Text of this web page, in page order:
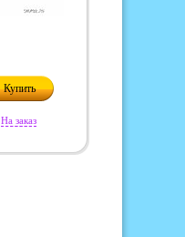
Купить
На заказ